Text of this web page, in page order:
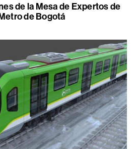
de la Mesa de Expertos de
de Bogotá